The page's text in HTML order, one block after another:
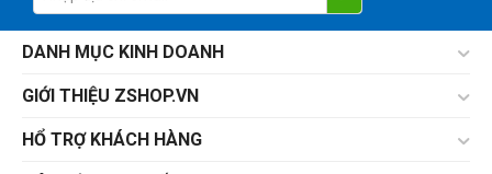
DANH MỤC KINH DOANH
GIỚI THIỆU ZSHOP.VN
HỔ TRỢ KHÁCH HÀNG